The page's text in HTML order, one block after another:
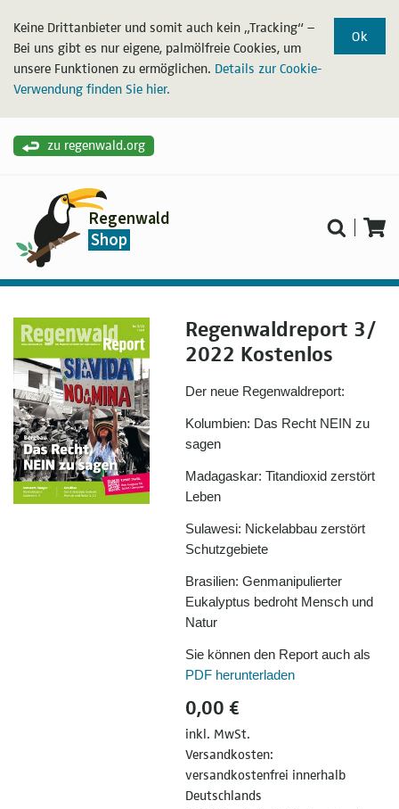
Ok
Keine Drittanbieter und somit auch kein „Tracking“ –
Bei uns gibt es nur eigene, palmölfreie Cookies, um
unsere Funktionen zu ermöglichen. Details zur Cookie-
Verwendung finden Sie hier.
zu regenwald.org
Regenwald
Shop
Regenwaldreport 3/
2022 Kostenlos
Der neue Regenwaldreport:
Kolumbien: Das Recht NEIN zu
sagen
Madagaskar: Titandioxid zerstört
Leben
Sulawesi: Nickelabbau zerstört
Schutzgebiete
Brasilien: Genmanipulierter
Eukalyptus bedroht Mensch und
Natur
Sie können den Report auch als
PDF herunterladen
0,00 €
inkl. MwSt.
Versandkosten:
versandkostenfrei innerhalb
Deutschlands